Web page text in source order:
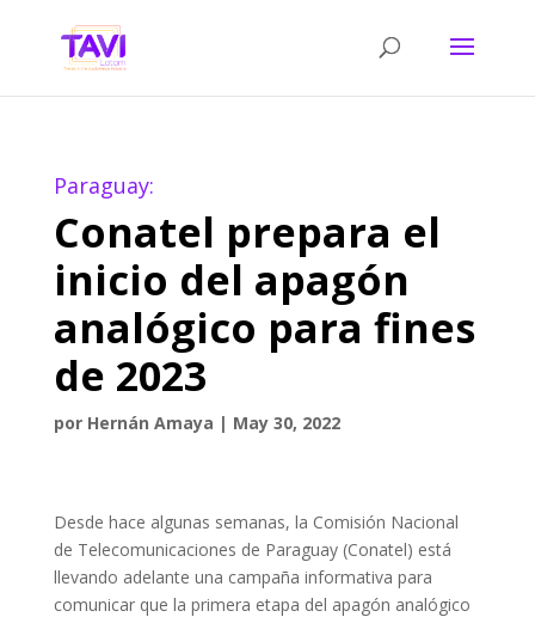
Paraguay:
Conatel prepara el
inicio del apagón
analógico para fines
de 2023
por Hernán Amaya | May 30, 2022
Desde hace algunas semanas, la Comisión Nacional
de Telecomunicaciones de Paraguay (Conatel) está
llevando adelante una campaña informativa para
comunicar que la primera etapa del apagón analógico